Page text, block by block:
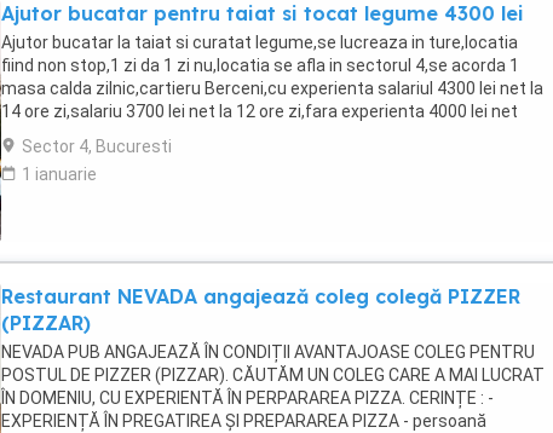
Ajutor bucatar pentru taiat si tocat legume 4300 lei
Ajutor bucatar la taiat si curatat legume,se lucreaza in ture,locatia
fiind non stop,1 zi da 1 zi nu,locatia se afla in sectorul 4,se acorda 1
masa calda zilnic,cartieru Berceni,cu experienta salariul 4300 lei net la
14 ore zi,salariu 3700 lei net la 12 ore zi,fara experienta 4000 lei net
lunar,va asteptam ...
Sector 4, Bucuresti
1 ianuarie
Restaurant NEVADA angajează coleg colegă PIZZER
(PIZZAR)
NEVADA PUB ANGAJEAZĂ ÎN CONDIȚII AVANTAJOASE COLEG PENTRU
POSTUL DE PIZZER (PIZZAR). CĂUTĂM UN COLEG CARE A MAI LUCRAT
ÎN DOMENIU, CU EXPERIENTĂ ÎN PERPARAREA PIZZA. CERINȚE : -
EXPERIENȚĂ ÎN PREGATIREA ȘI PREPARAREA PIZZA - persoană